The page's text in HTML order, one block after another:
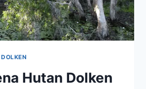
Hutan Dolken